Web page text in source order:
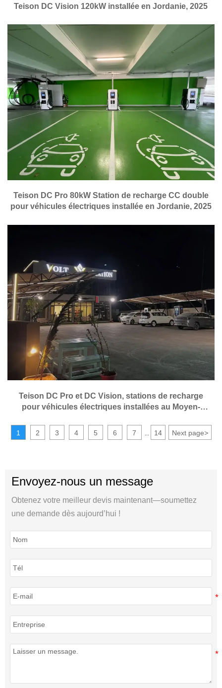
Teison DC Vision 120kW installée en Jordanie, 2025
Teison DC Pro 80kW Station de recharge CC double
pour véhicules électriques installée en Jordanie, 2025
Teison DC Pro et DC Vision, stations de recharge
pour véhicules électriques installées au Moyen-
1 2 3 4 5 6 7 14 Next page>
Envoyez-nous un message
Obtenez votre meilleur devis maintenant—soumettez
une demande dès aujourd’hui !